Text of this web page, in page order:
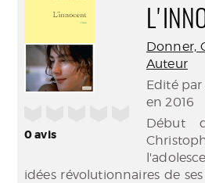
0avis
Donner,
Auteur
Edité
en 2016
Début
idées révolutionnaires de